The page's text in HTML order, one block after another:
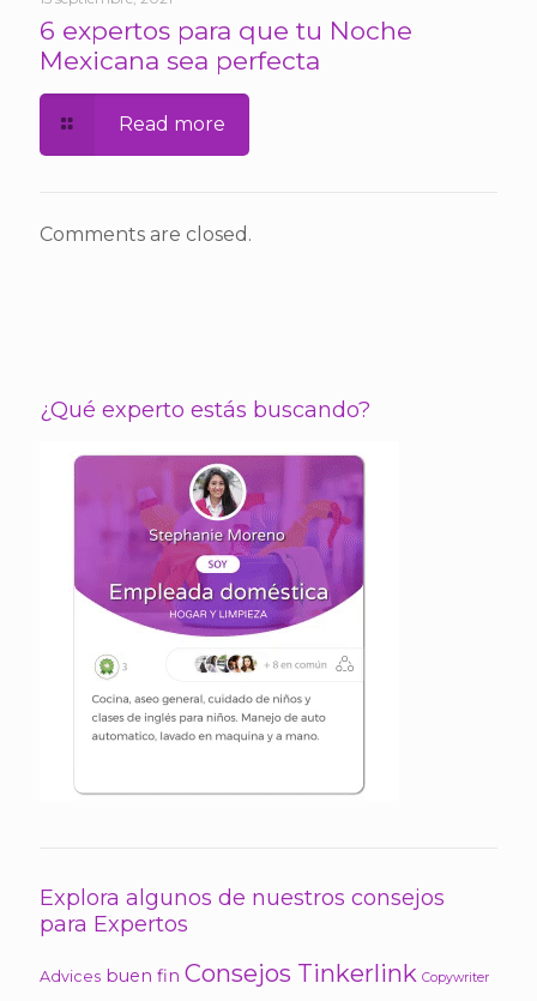
6 expertos para que tu Noche
Mexicana sea perfecta
Read more
Comments are closed.
¿Qué experto estás buscando?
Explora algunos de nuestros consejos
para Expertos
Advices buen fin Consejos Tinkerlink Copywriter